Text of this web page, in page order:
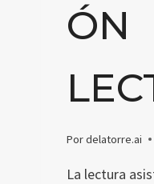
ÓN
Pordelatorre.ai
La lectura